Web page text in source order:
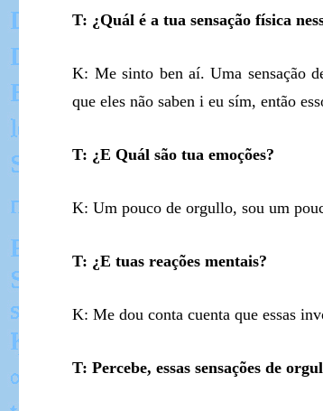
T: ¿Quál é a tua sensação física
K: Me sinto ben aí. Uma sensação
que eles não saben i eu sím, então
T: ¿E Quál são tua emoções?
K: Um pouco de orgullo, sou um
T: ¿E tuas reações mentais?
K: Me dou conta cuenta que essas
T: Percebe, essas sensações de